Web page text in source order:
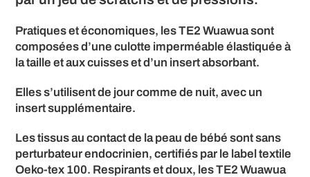
Pratiques et économiques, les TE2 Wuawua sont
composées d’une culotte imperméable élastiquée à
la taille et aux cuisses et d’un insert absorbant.
Elles s’utilisent de jour comme de nuit, avec un
insert supplémentaire.
Les tissus au contact de la peau de bébé sont sans
perturbateur endocrinien, certifiés par le label textile
Oeko-tex 100. Respirants et doux, les TE2 Wuawua